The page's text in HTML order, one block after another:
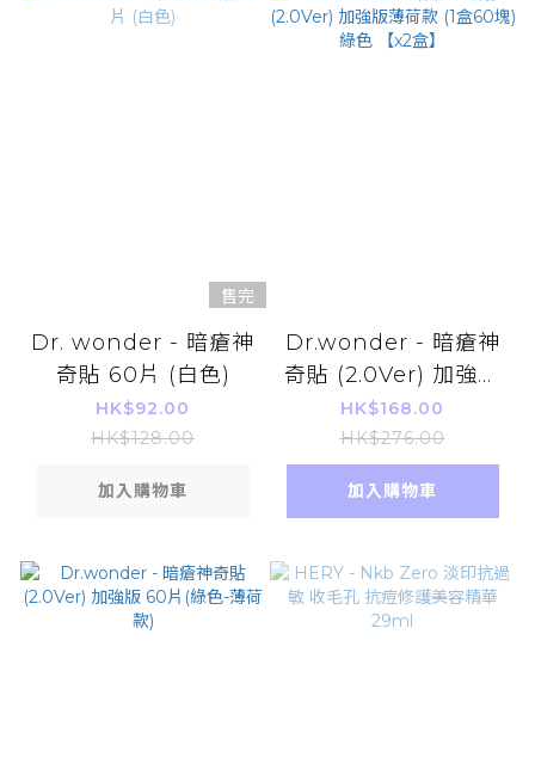
售完
Dr. wonder - 暗瘡神
奇貼 60片 (白色)
HK$92.00
HK$128.00
加入購物車
Dr.wonder - 暗瘡神
奇貼 (2.0Ver) 加強版
薄荷款 (1盒60塊) 綠
色 【x2盒】
HK$168.00
HK$276.00
加入購物車